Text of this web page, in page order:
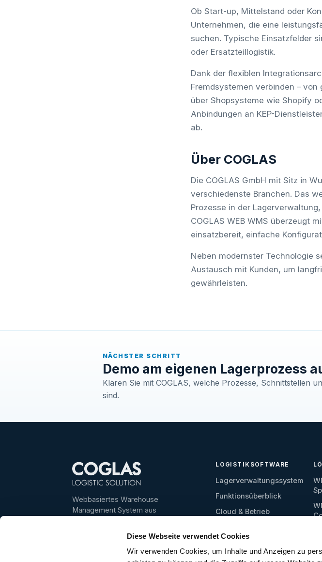
Diese Webseite verwendet Cookies
Wir verwenden Cookies, um Inhalte und Anzeigen zu
Ob Start-up, Mittelstand oder
Unternehmen, die eine
suchen. Typische Einsatzfelder
oder Ersatzteillogistik.
Dank der flexiblen
Fremdsystemen verbinden – von
über Shopsysteme wie Shopify
Anbindungen an KEP-
ab.
Über COGLAS
Die COGLAS GmbH mit Sitz in
verschiedenste Branchen. Das
Prozesse in der
COGLAS WEB WMS überzeugt
einsatzbereit, einfache
Neben modernster Technologie
Austausch mit Kunden, um
gewährleisten.
NÄCHSTER SCHRITT
Demo am eigenen Lagerprozess
Klären Sie mit COGLAS, welche Prozesse, Schnittstellen
sind.
Webbasiertes Warehouse
Management System aus
schnelle und skalierbare
LOGISTIKSOFTWARE
Lagerverwaltungssystem
Funktionsüberblick
Cloud & Betrieb
Kommissionierung